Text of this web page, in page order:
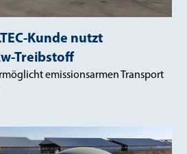
Kunde nutzt
Treibstoff
emissionsarmen Transport